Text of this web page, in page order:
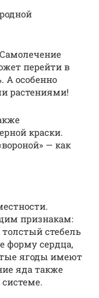
перейти в
А особенно
растениями!
краски.
— как
признакам:
стебель
форму сердца,
ягоды имеют
яда также